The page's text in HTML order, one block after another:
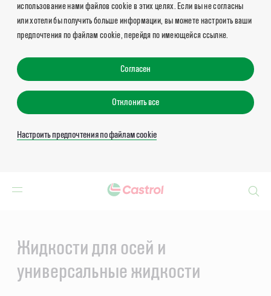
использование нами файлов cookie в этих целях. Если вы не согласны
или хотели бы получить больше информации, вы можете настроить ваши
предпочтения по файлам cookie, перейдя по имеющейся ссылке.
Согласен
Отклонить все
Настроить предпочтения по файлам cookie
Жидкости для осей и
универсальные жидкости